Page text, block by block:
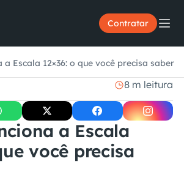
Contratar
a Escala 12×36: o que você precisa saber
8 m leitura
a Escala
você precisa